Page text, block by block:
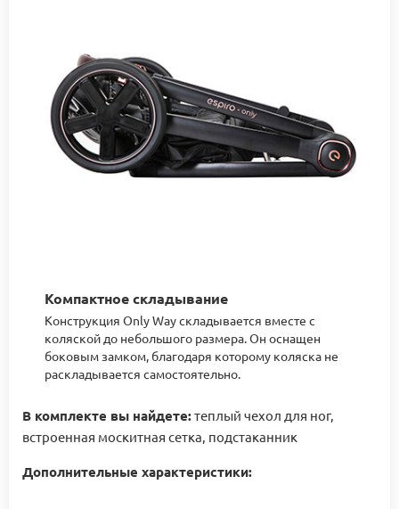
Компактное складывание
Конструкция Only Way складывается вместе с
коляской до небольшого размера. Он оснащен
боковым замком, благодаря которому коляска не
раскладывается самостоятельно.
В комплекте вы найдете:теплый чехол для ног,
встроенная москитная сетка, подстаканник
Дополнительные характеристики: